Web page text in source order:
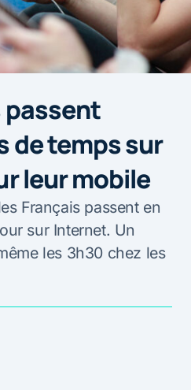
passent
de temps sur
leur mobile
Français passent en
sur Internet. Un
les 3h30 chez les